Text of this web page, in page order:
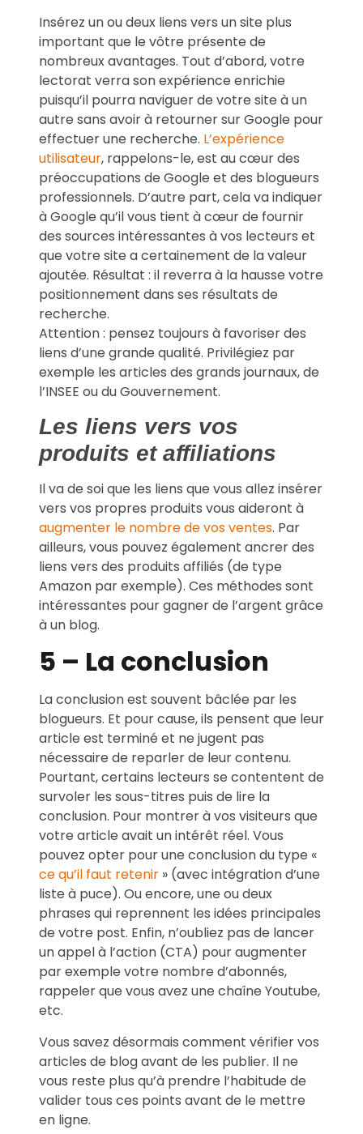
Insérez un ou deux liens vers un site plus
important que le vôtre présente de
nombreux avantages. Tout d’abord, votre
lectorat verra son expérience enrichie
puisqu’il pourra naviguer de votre site à un
autre sans avoir à retourner sur Google pour
effectuer une recherche. L’expérience
utilisateur, rappelons-le, est au cœur des
préoccupations de Google et des blogueurs
professionnels. D’autre part, cela va indiquer
à Google qu’il vous tient à cœur de fournir
des sources intéressantes à vos lecteurs et
que votre site a certainement de la valeur
ajoutée. Résultat : il reverra à la hausse votre
positionnement dans ses résultats de
recherche.
Attention : pensez toujours à favoriser des
liens d’une grande qualité. Privilégiez par
exemple les articles des grands journaux, de
l’INSEE ou du Gouvernement.
Les liens vers vos
produits et affiliations
Il va de soi que les liens que vous allez insérer
vers vos propres produits vous aideront à
augmenter le nombre de vos ventes. Par
ailleurs, vous pouvez également ancrer des
liens vers des produits affiliés (de type
Amazon par exemple). Ces méthodes sont
intéressantes pour gagner de l’argent grâce
à un blog.
5 – La conclusion
La conclusion est souvent bâclée par les
blogueurs. Et pour cause, ils pensent que leur
article est terminé et ne jugent pas
nécessaire de reparler de leur contenu.
Pourtant, certains lecteurs se contentent de
survoler les sous-titres puis de lire la
conclusion. Pour montrer à vos visiteurs que
votre article avait un intérêt réel. Vous
pouvez opter pour une conclusion du type «
ce qu’il faut retenir » (avec intégration d’une
liste à puce). Ou encore, une ou deux
phrases qui reprennent les idées principales
de votre post. Enfin, n’oubliez pas de lancer
un appel à l’action (CTA) pour augmenter
par exemple votre nombre d’abonnés,
rappeler que vous avez une chaîne Youtube,
etc.
Vous savez désormais comment vérifier vos
articles de blog avant de les publier. Il ne
vous reste plus qu’à prendre l’habitude de
valider tous ces points avant de le mettre
en ligne.